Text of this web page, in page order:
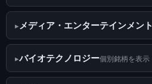
メディア・エンターテインメント
バイオテクノロジー個別銘柄を表示